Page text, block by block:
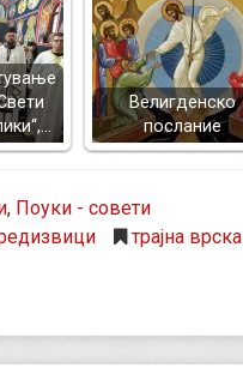
Велигденско
послание
, Поуки - совети
трајна врска